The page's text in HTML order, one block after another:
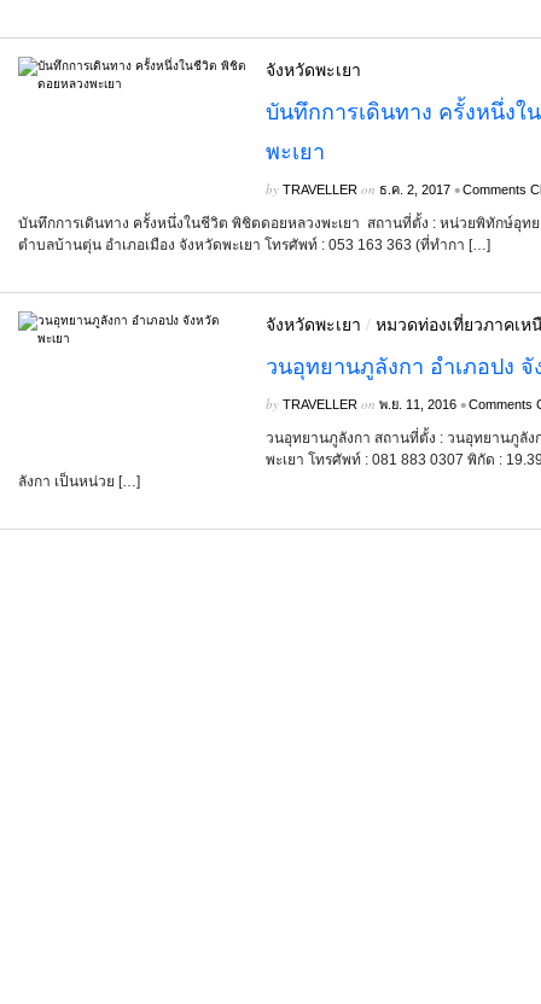
จังหวัดพะเยา
บันทึกการเดินทาง ครั้งหนึ่ง
พะเยา
by TRAVELLER on ธ.ค. 2, 2017 •Comments
บันทึกการเดินทาง ครั้งหนึ่งในชีวิต พิชิตดอยหลวงพะเยา สถานที่ตั้ง : หน่วยพิทักษ์อุท
ตำบลบ้านตุ่น อำเภอเมือง จังหวัดพะเยา โทรศัพท์ : 053 163 363 (ที่ทำกา […]
จังหวัดพะเยา / หมวดท่องเที่ยวภาคเห
วนอุทยานภูลังกา อำเภอปง จั
by TRAVELLER on พ.ย. 11, 2016 •Comments
วนอุทยานภูลังกา สถานที่ตั้ง : วนอุทยานภูลัง
พะเยา โทรศัพท์ : 081 883 0307 พิกัด :
ลังกา เป็นหน่วย […]